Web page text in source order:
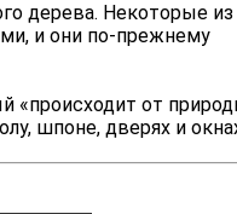
дерева. Некоторые из
и они по-прежнему
«происходит от
шпоне, дверях и